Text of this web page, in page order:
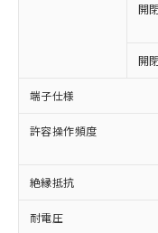
開
開
端子仕様
許容操作頻度
絶縁抵抗
耐電圧
本サー
商品の
(税抜)
当社制
本サー
ことを
在庫状
記載し
タに基
準価格
調査・確認
非含有の対
非該当品：
害物質有無
仕入先様の事
いたものが
むを得ず変更
*EU RoHS指令（
鉛(Pb) 1000ppm
六価クロム
「○」：最
基準値以下
「×」：最大
基準値を超
「－」：未確
当社は
為替お
（以下
または
国政府
可)を